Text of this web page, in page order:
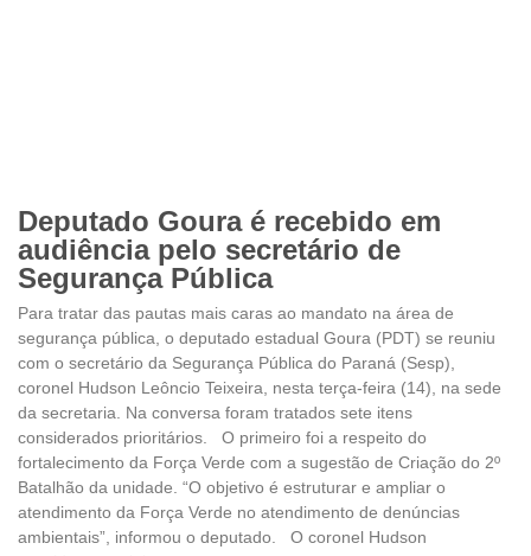
Deputado Goura é recebido em
audiência pelo secretário de
Segurança Pública
Para tratar das pautas mais caras ao mandato na área de
segurança pública, o deputado estadual Goura (PDT) se reuniu
com o secretário da Segurança Pública do Paraná (Sesp),
coronel Hudson Leôncio Teixeira, nesta terça-feira (14), na sede
da secretaria. Na conversa foram tratados sete itens
considerados prioritários. O primeiro foi a respeito do
fortalecimento da Força Verde com a sugestão de Criação do 2º
Batalhão da unidade. “O objetivo é estruturar e ampliar o
atendimento da Força Verde no atendimento de denúncias
ambientais”, informou o deputado. O coronel Hudson